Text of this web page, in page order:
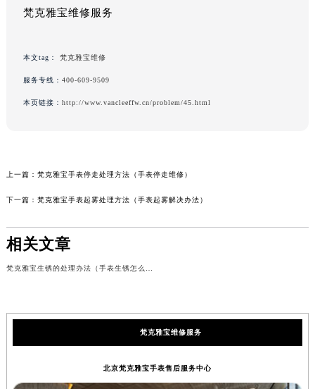
梵克雅宝维修服务
本文tag： 梵克雅宝维修
服务专线： 400-609-9509
本页链接： http://www.vancleeffw.cn/problem/45.html
上一篇： 梵克雅宝手表停走处理方法（手表停走维修）
下一篇： 梵克雅宝手表起雾处理方法（手表起雾解决办法）
相关文章
梵克雅宝维修服务
北京梵克雅宝手表售后服务中心